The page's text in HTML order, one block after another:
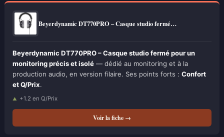
Beyerdynamic DT770PRO – Casque studio fermé…
Beyerdynamic DT770PRO – Casque studio fermé pour un
monitoring précis et isolé — dédié au monitoring et à la
production audio, en version filaire. Ses points forts : Confort
et Q/Prix.
+1.2 en Q/Prix
Voir la fiche →